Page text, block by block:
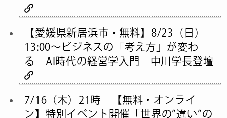
【愛媛県新居浜市・無料】8/23（日）
13:00〜ビジネスの「考え方」が変わ
る AI時代の経営学入門 中川学長登壇
7/16（木）21時 【無料・オンライ
ン】特別イベント開催「世界の”違い”の